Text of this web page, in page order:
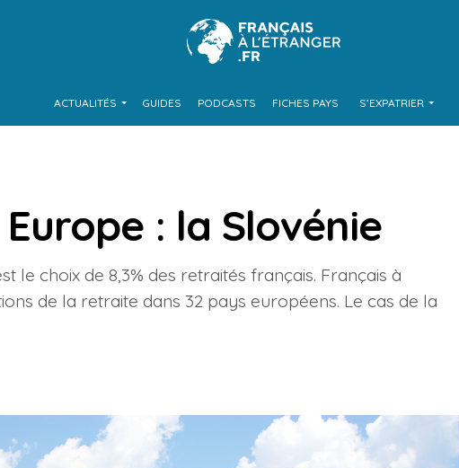
ACTUALITÉS GUIDES PODCASTS FICHES PAYS S’EXPATRIER
: la Slovénie
le choix de 8,3% des retraités français. Français à
de la retraite dans 32 pays européens. Le cas de la